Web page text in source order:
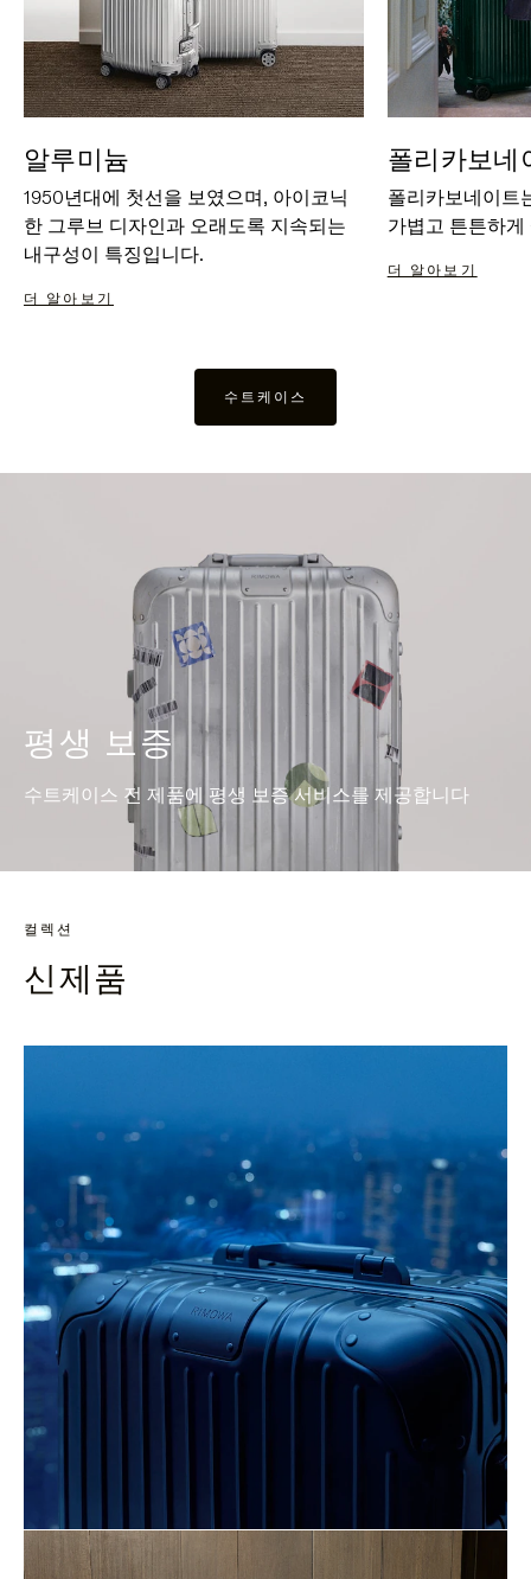
알루미늄
1950년대에 첫선을 보였으며, 아이코닉
한 그루브 디자인과 오래도록 지속되는
내구성이 특징입니다.
더 알아보기
폴리카보네
폴리카보네이트
가볍고 튼튼하
더 알아보기
수트케이스
평생 보증
수트케이스 전 제품에 평생 보증 서비스를 제공합니다
컬렉션
신제품